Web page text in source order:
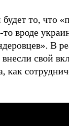
то, что
вроде
В
свой
как